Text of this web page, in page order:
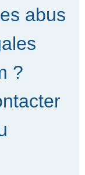
abus
?